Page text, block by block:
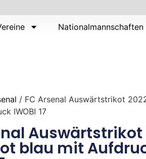
Nationalmannschaften
/ FC Arsenal Auswärtstrikot
IWOBI 17
Auswärtstrikot
blau mit